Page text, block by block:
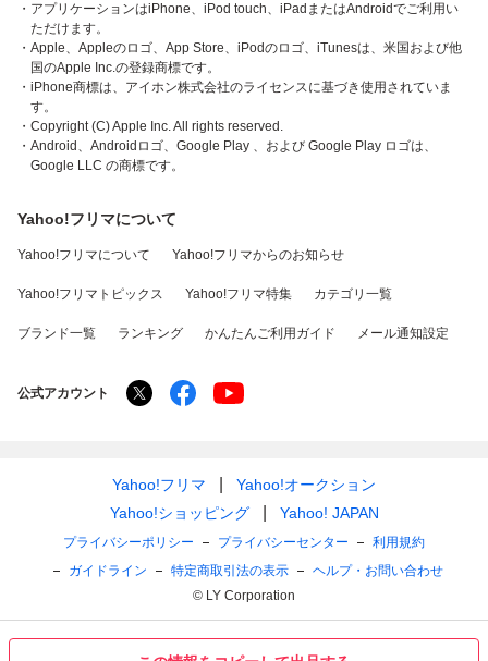
・アプリケーションはiPhone、iPod touch、iPadまたはAndroidでご利用い
ただけます。
・Apple、Appleのロゴ、App Store、iPodのロゴ、iTunesは、米国および他
国のApple Inc.の登録商標です。
・iPhone商標は、アイホン株式会社のライセンスに基づき使用されていま
す。
・Copyright (C) Apple Inc. All rights reserved.
・Android、Androidロゴ、Google Play 、および Google Play ロゴは、
Google LLC の商標です。
Yahoo!フリマについて
Yahoo!フリマについて Yahoo!フリマからのお知らせ
Yahoo!フリマトピックス Yahoo!フリマ特集 カテゴリ一覧
ブランド一覧 ランキング かんたんご利用ガイド メール通知設定
公式アカウント
Yahoo!フリマ
Yahoo!オークション
Yahoo!ショッピング
Yahoo! JAPAN
プライバシーポリシー プライバシーセンター
利用規約
ガイドライン
特定商取引法の表示
ヘルプ・お問い合わせ
© LY Corporation